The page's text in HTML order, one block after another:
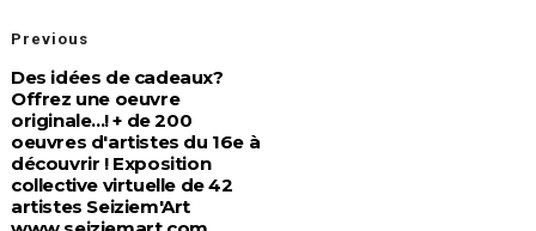
Previous
Des idées de cadeaux?
Offrez une oeuvre
originale...! + de 200
oeuvres d'artistes du 16e à
découvrir ! Exposition
collective virtuelle de 42
artistes Seiziem'Art